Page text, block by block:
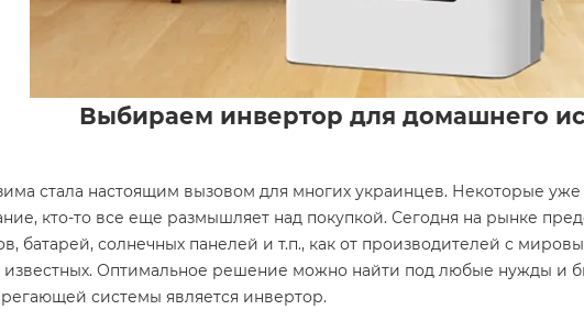
Выбираем инвертор для домашнего
стала настоящим вызовом для многих украинцев. Некоторые
кто-то все еще размышляет над покупкой. Сегодня на рынке
батарей, солнечных панелей и т.п., как от производителей с
известных. Оптимальное решение можно найти под любые нужды и
системы является инвертор.